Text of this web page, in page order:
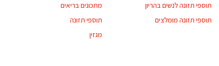
תוספי תזונה לנשים בהריון
תוספי תזונה מומלצים
מתכונים בריאים
תוספי תזונה
מגזין